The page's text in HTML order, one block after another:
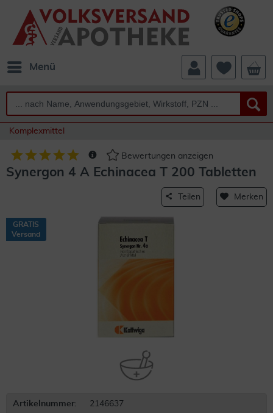
Menü
Komplexmittel
Bewertungen anzeigen
Synergon 4 A Echinacea T 200 Tabletten
Teilen Merken
GRATIS
Versand
Artikelnummer:
2146637